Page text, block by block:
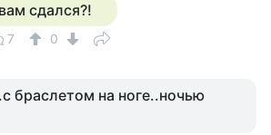
сдался?!
7
0
браслетом на ноге..ночью